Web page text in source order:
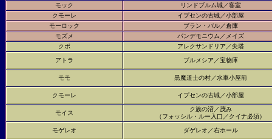
モック
リンドブルム城／客室
クモーレ
イプセンの古城／小部屋
モーロック
ブラン・バル／倉庫
モズメ
パンデモニウム／メイズ
クポ
アレクサンドリア／尖塔
アトラ ブルメシア／宝物庫
モモ 黒魔道士の村／水車小屋前
クモーレ イプセンの古城／小部屋
モイス
ク族の沼／茂み
（フォッシル・ルー入口／クイナ必須）
モゲレオ ダゲレオ／右ホール